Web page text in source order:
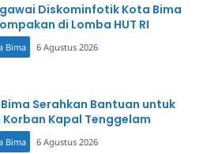
Diskominfotik Kota Bima
di Lomba HUT RI
Bima 6 Agustus 2026
Serahkan Bantuan untuk
Korban Kapal Tenggelam
Bima 6 Agustus 2026